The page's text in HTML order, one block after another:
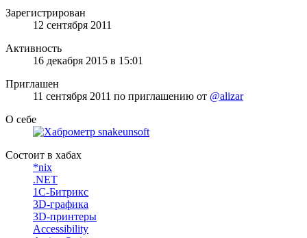
Зарегистрирован
12 сентября 2011
Активность
16 декабря 2015 в 15:01
Приглашен
11 сентября 2011 по приглашению от @alizar
О себе
Состоит в хабах
*nix
.NET
1С-Битрикс
3D-графика
3D-принтеры
Accessibility